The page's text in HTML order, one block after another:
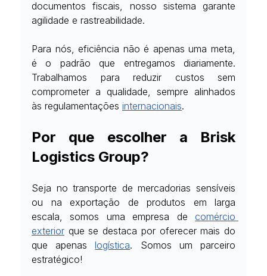
documentos fiscais, nosso sistema garante
agilidade e rastreabilidade.
Para nós, eficiência não é apenas uma meta,
é o padrão que entregamos diariamente.
Trabalhamos para reduzir custos sem
comprometer a qualidade, sempre alinhados
às regulamentações internacionais.
Por que escolher a Brisk
Logistics Group?
Seja no transporte de mercadorias sensíveis
ou na exportação de produtos em larga
escala, somos uma empresa de
comércio
exterior que se destaca por oferecer mais do
que apenas
logística. Somos um parceiro
estratégico!